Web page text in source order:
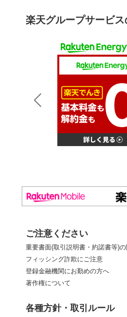
楽天グループサービ
ご注意ください
重要書面(取引説明書・約諾書等)
フィッシング詐欺にご注意
登録金融機関にお勤めの方へ
著作権について
各種方針・取引ルール